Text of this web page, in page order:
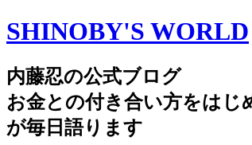
SHINOBY'S WORLD
内藤忍の公式ブログ
お金との付き合い方をはじ
が毎日語ります